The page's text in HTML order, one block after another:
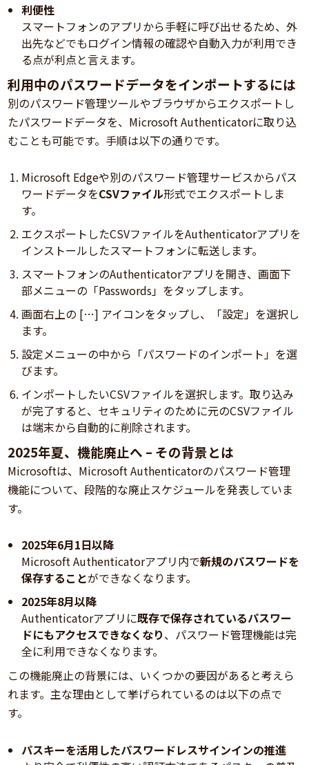
利便性
スマートフォンのアプリから手軽に呼び出せるため、外
出先などでもログイン情報の確認や自動入力が利用でき
る点が利点と言えます。
利用中のパスワードデータをインポートするには
別のパスワード管理ツールやブラウザからエクスポートし
たパスワードデータを、Microsoft Authenticatorに取り込
むことも可能です。手順は以下の通りです。
Microsoft Edgeや別のパスワード管理サービスからパス
ワードデータをCSVファイル形式でエクスポートしま
す。
エクスポートしたCSVファイルをAuthenticatorアプリを
インストールしたスマートフォンに転送します。
スマートフォンのAuthenticatorアプリを開き、画面下
部メニューの「Passwords」をタップします。
画面右上の […] アイコンをタップし、「設定」を選択し
ます。
設定メニューの中から「パスワードのインポート」を選
びます。
インポートしたいCSVファイルを選択します。取り込み
が完了すると、セキュリティのために元のCSVファイル
は端末から自動的に削除されます。
2025年夏、機能廃止へ – その背景とは
Microsoftは、Microsoft Authenticatorのパスワード管理
機能について、段階的な廃止スケジュールを発表していま
す。
2025年6月1日以降
Microsoft Authenticatorアプリ内で新規のパスワードを
保存することができなくなります。
2025年8月以降
Authenticatorアプリに既存で保存されているパスワー
ドにもアクセスできなくなり、パスワード管理機能は完
全に利用できなくなります。
この機能廃止の背景には、いくつかの要因があると考えら
れます。主な理由として挙げられているのは以下の点で
す。
パスキーを活用したパスワードレスサインインの推進